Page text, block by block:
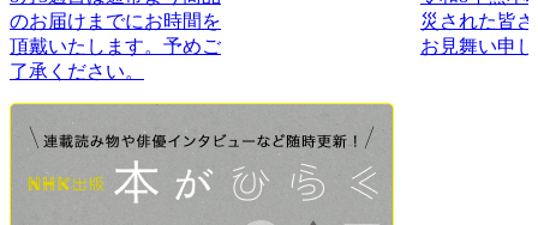
のお届けまでにお時間を
頂戴いたします。予めご
了承ください。
災された皆
お見舞い申